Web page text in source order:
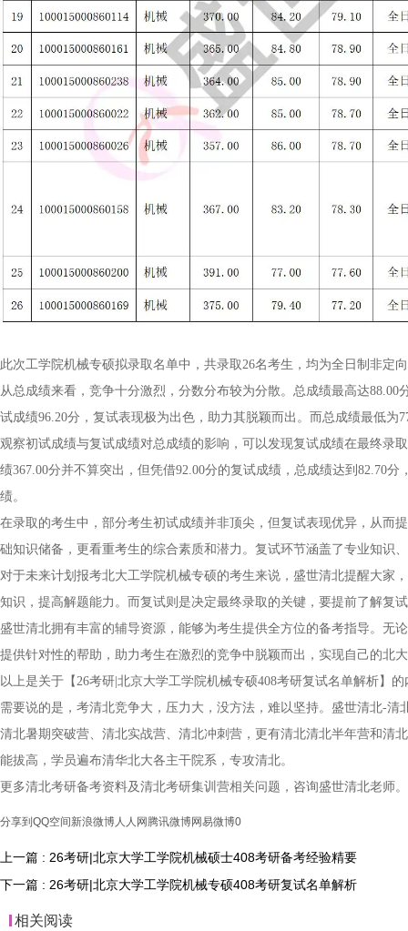
此次工学院机械专硕拟录取名单中，共录取26名考生，均为全日制非定
从总成绩来看，竞争十分激烈，分数分布较为分散。总成绩最高达88.00
试成绩96.20分，复试表现极为出色，助力其脱颖而出。而总成绩最低
观察初试成绩与复试成绩对总成绩的影响，可以发现复试成绩在最终录
绩367.00分并不算突出，但凭借92.00分的复试成绩，总成绩达到82.70
绩。
在录取的考生中，部分考生初试成绩并非顶尖，但复试表现优异，从而
础知识储备，更看重考生的综合素质和潜力。复试环节涵盖了专业知识
对于未来计划报考北大工学院机械专硕的考生来说，盛世清北提醒大家
知识，提高解题能力。而复试则是决定最终录取的关键，要提前了解复
盛世清北拥有丰富的辅导资源，能够为考生提供全方位的备考指导。无
提供针对性的帮助，助力考生在激烈的竞争中脱颖而出，实现自己的北
以上是关于【26考研|北京大学工学院机械专硕408考研复试名单解析】
需要说的是，考清北竞争大，压力大，没方法，难以坚持。盛世清北-
清北暑期突破营、清北实战营、清北冲刺营，更有清北清北半年营和清
能拔高，学员遍布清华北大各主干院系，专攻清北。
更多清北考研备考资料及清北考研集训营相关问题，咨询盛世清北老师。
分享到 QQ空间 新浪微博人人网 腾讯微博网易微博0
上一篇 : 26考研|北京大学工学院机械硕士408考研备考经验精要
下一篇 : 26考研|北京大学工学院机械专硕408考研复试名单解析
相关阅读